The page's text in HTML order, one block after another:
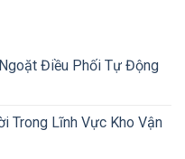
Điều Phối Tự Động
Trong Lĩnh Vực Kho Vận